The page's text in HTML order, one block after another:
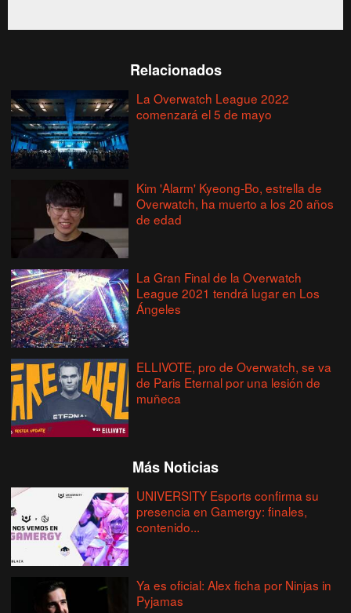
Relacionados
La Overwatch League 2022
comenzará el 5 de mayo
Kim 'Alarm' Kyeong-Bo, estrella de
Overwatch, ha muerto a los 20 años
de edad
La Gran Final de la Overwatch
League 2021 tendrá lugar en Los
Ángeles
ELLIVOTE, pro de Overwatch, se va
de Paris Eternal por una lesión de
muñeca
Más Noticias
UNIVERSITY Esports confirma su
presencia en Gamergy: finales,
contenido...
Ya es oficial: Alex ficha por Ninjas in
Pyjamas